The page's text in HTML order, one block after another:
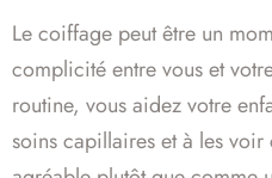
Le coiffage peut être un
complicité entre vous et
routine, vous aidez votre
soins capillaires et à les